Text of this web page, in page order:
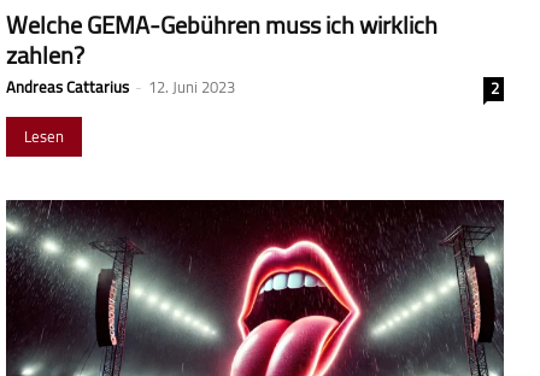
Welche GEMA-Gebühren muss ich wirklich
zahlen?
Andreas Cattarius - 12. Juni 2023
2
Lesen